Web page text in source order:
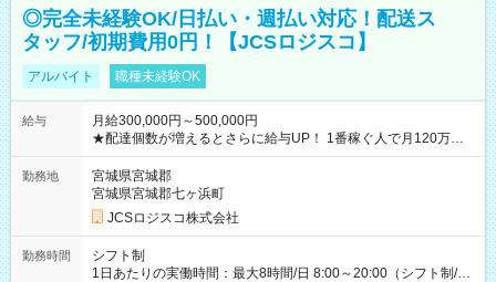
◎完全未経験OK/日払い・週払い対応！配送ス
タッフ/初期費用0円！【JCSロジスコ】
アルバイト 職種未経験OK
給与
月給300,000円～500,000円
★配達個数が増えるとさらに給与UP！ 1番稼ぐ人で月120万ほ
ど！ ・主要都市エリア 月収55万円／週5日稼働 月収65万~112
万円／週6日稼働 ・地方郊外エリア 月収40万円／週5日稼働 月
収40万円~50万円／週6日稼働 ＜モデルイメージ＞ ■月収50万
円 (27歳男性/江東区在住)※元建築関係 1日150個配達×25日勤務
(日休み) ■月収80万円(43歳男性/墨田区在住)※元営業 1日200個
勤務地
宮城県宮城郡
宮城県宮城郡七ヶ浜町
JCSロジスコ株式会社
勤務時間
シフト制
1日あたりの実働時間：最大8時間/日 8:00～20:00（シフト制/実